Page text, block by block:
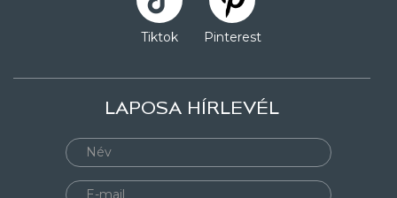
Tiktok Pinterest
LAPOSA HÍRLEVÉL